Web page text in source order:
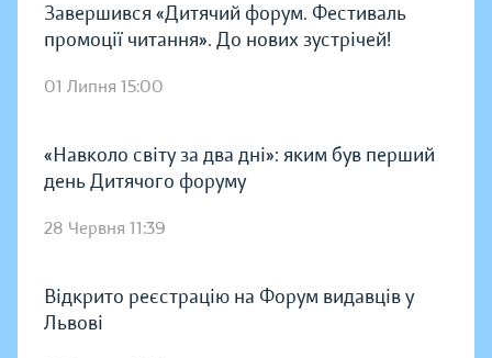
Завершився «Дитячий форум. Фестиваль
промоції читання». До нових зустрічей!
01 Липня 15:00
«Навколо світу за два дні»: яким був перший
день Дитячого форуму
28 Червня 11:39
Відкрито реєстрацію на Форум видавців у
Львові